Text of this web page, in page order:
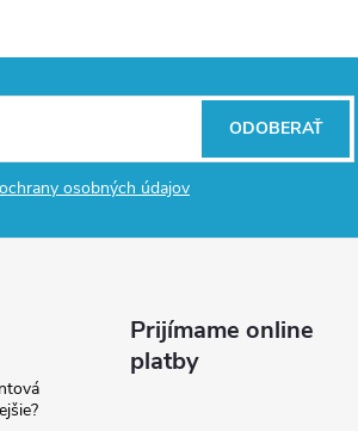
osobných údajov
ODOBERAŤ
Prijímame online
platby